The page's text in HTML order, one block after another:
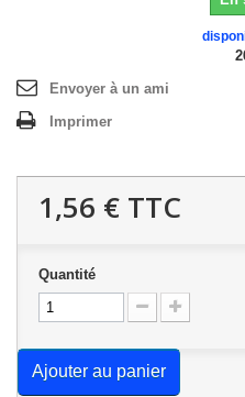
Envoyer à un ami
Imprimer
1,56 € TTC
Quantité
Ajouter au panier